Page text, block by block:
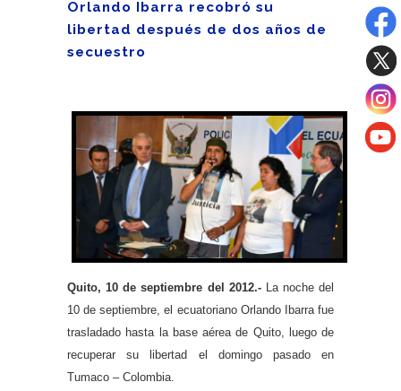
Orlando Ibarra recobró su
libertad después de dos años de
secuestro
Quito, 10 de septiembre del 2012.-La noche del
10 de septiembre, el ecuatoriano Orlando Ibarra fue
trasladado hasta la base aérea de Quito, luego de
recuperar su libertad el domingo pasado en
Tumaco – Colombia.